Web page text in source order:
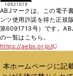
ABJマークは、この電子
ンツ使用許諾を得た正規
第6091713号）です。
の一覧はこちら。
https://aebs.or.jp/
新
い
ウ
本ホームページに記